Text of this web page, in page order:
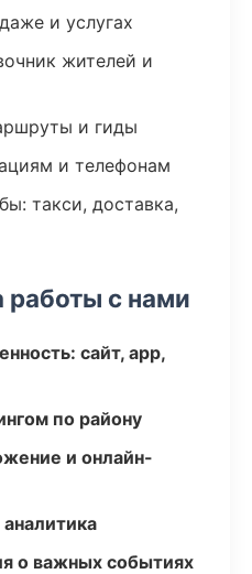
и услугах
жителей и
и гиды
и телефонам
такси, доставка,
с нами
сайт, app,
по району
и онлайн-
о важных событиях